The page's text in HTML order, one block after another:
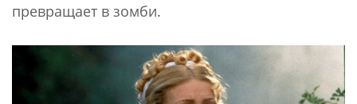
превращает в зомби.